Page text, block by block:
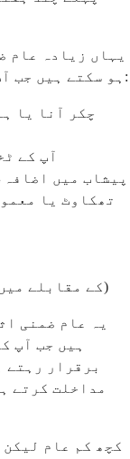
یہاں زیادہ عام
ہو سکتے ہیں جب آپ کا جسم اس دوا کے مطابق ڈھل جاتا ہے:
چکر آنا یا
آپ کے
پیشاب میں
تھکاوٹ یا
خشک کھانسی (ACE inhibitors کے مقابلے میں کم عام)
یہ عام ضمنی
ہیں جب آپ
برقرار رہتے
مداخلت کرتے
کچھ کم عام